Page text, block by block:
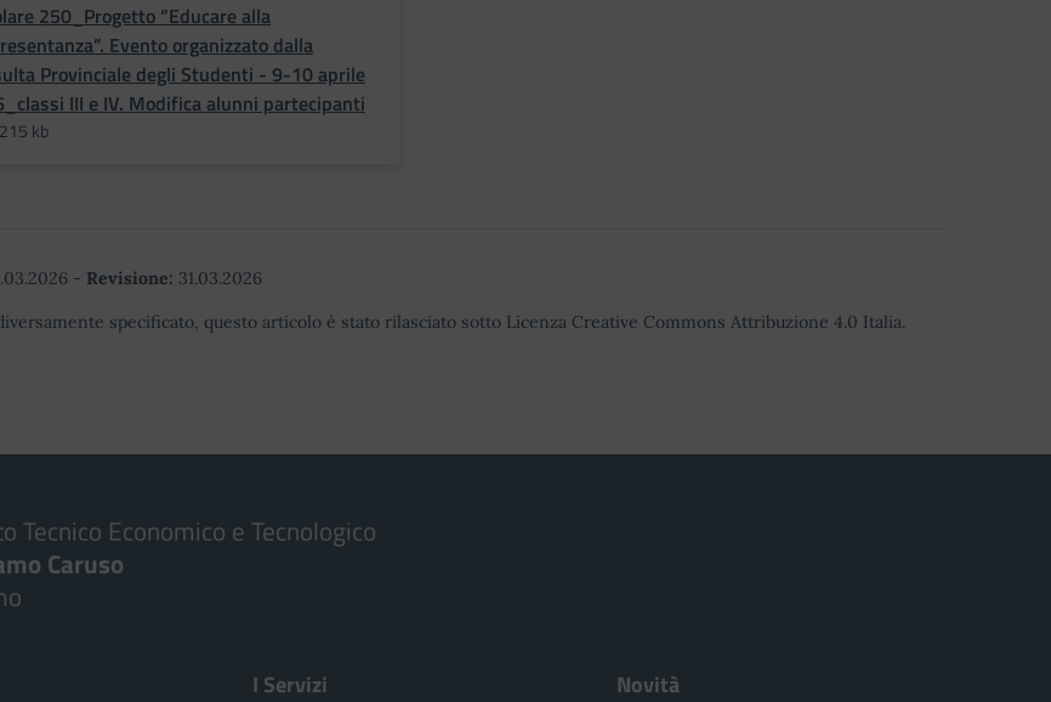
250_Progetto “Educare alla
Evento organizzato dalla
Provinciale degli Studenti - 9-10 aprile
III e IV. Modifica alunni partecipanti
kb
- Revisione: 31.03.2026
specificato, questo articolo è stato rilasciato sotto Licenza Creative Commons Attribuzione 4.0 Italia.
Tecnico Economico e Tecnologico
Caruso
I Servizi Novità